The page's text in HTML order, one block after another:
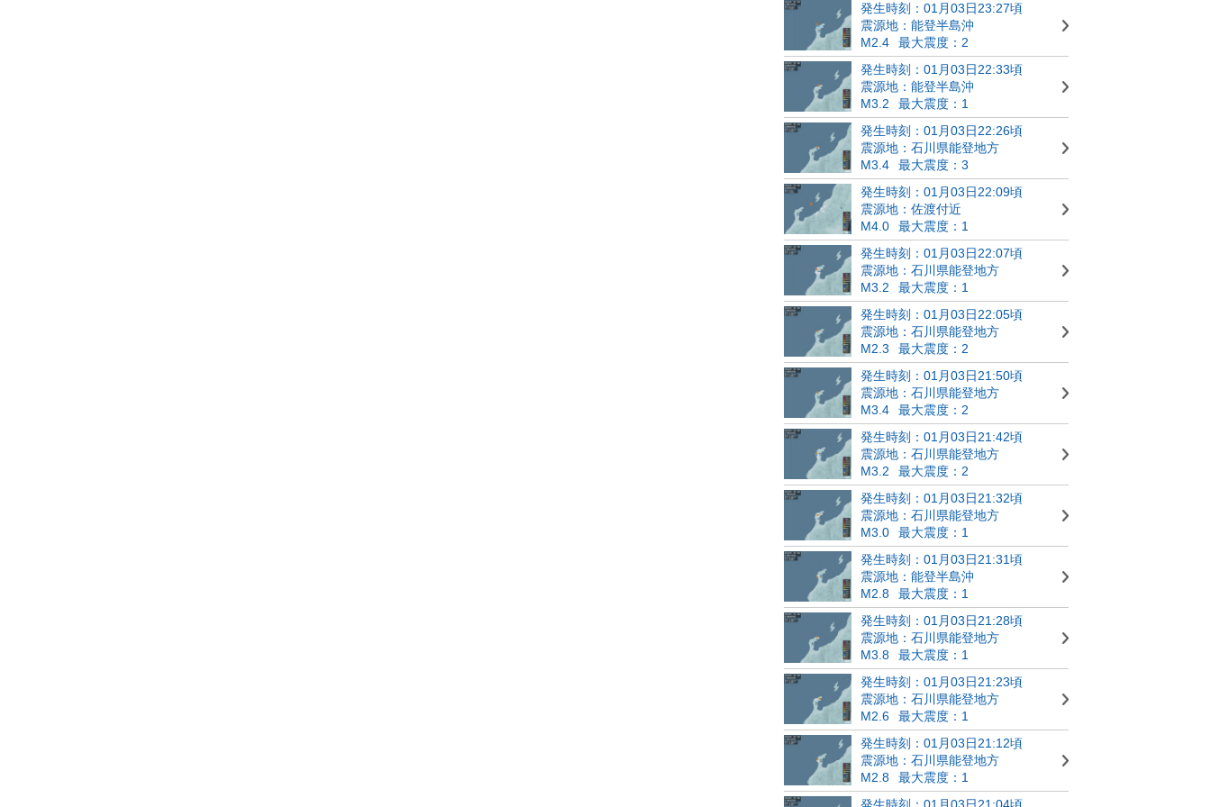
発生時刻：01月03日23:27頃
震源地：能登半島沖
M2.4
最大震度：2
発生時刻：01月03日22:33頃
震源地：能登半島沖
M3.2
最大震度：1
発生時刻：01月03日22:26頃
震源地：石川県能登地方
M3.4
最大震度：3
発生時刻：01月03日22:09頃
震源地：佐渡付近
M4.0
最大震度：1
発生時刻：01月03日22:07頃
震源地：石川県能登地方
M3.2
最大震度：1
発生時刻：01月03日22:05頃
震源地：石川県能登地方
M2.3
最大震度：2
発生時刻：01月03日21:50頃
震源地：石川県能登地方
M3.4
最大震度：2
発生時刻：01月03日21:42頃
震源地：石川県能登地方
M3.2
最大震度：2
発生時刻：01月03日21:32頃
震源地：石川県能登地方
M3.0
最大震度：1
発生時刻：01月03日21:31頃
震源地：能登半島沖
M2.8
最大震度：1
発生時刻：01月03日21:28頃
震源地：石川県能登地方
M3.8
最大震度：1
発生時刻：01月03日21:23頃
震源地：石川県能登地方
M2.6
最大震度：1
発生時刻：01月03日21:12頃
震源地：石川県能登地方
M2.8
最大震度：1
発生時刻：01月03日21:04頃